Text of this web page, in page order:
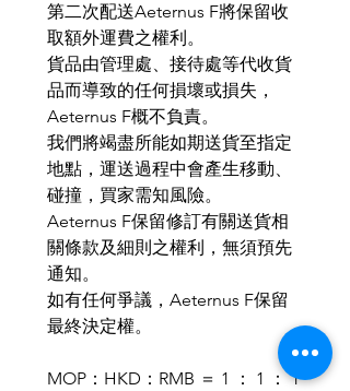
第二次配送Aeternus F將保留收
取額外運費之權利。
貨品由管理處、接待處等代收貨
品而導致的任何損壞或損失，
Aeternus F概不負責。
我們將竭盡所能如期送貨至指定
地點，運送過程中會產生移動、
碰撞，買家需知風險。
Aeternus F保留修訂有關送貨相
關條款及細則之權利，無須預先
通知。
如有任何爭議，Aeternus F保留
最終決定權。
MOP：HKD：RMB ＝ 1 ： 1 ： 1